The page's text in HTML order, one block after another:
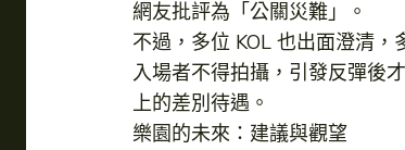
網友批評為「公關災難」。
不過，多位 KOL 也出面澄清
入場者不得拍攝，引發反彈後
上的差別待遇。
樂園的未來：建議與觀望